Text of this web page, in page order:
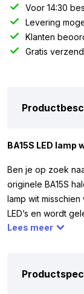
Voor 14:30
Levering
Klanten
Gratis
BA15S LED lamp
Ben je op zoek
originele BA15S
lamp wit
LED’s en wordt
schijnt de lamp
auto,
Lees meer